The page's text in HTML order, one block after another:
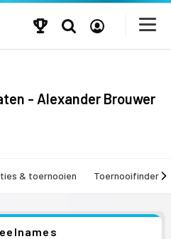
- Alexander Brouwer
& toernooien Toernooifinder